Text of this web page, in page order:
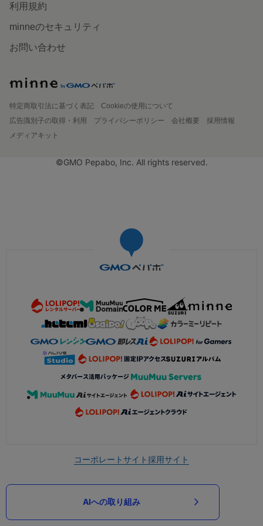
利用規約
minneのセキュリティ
お問い合わせ
特定商取引法に基づく表記
Cookieの使用について
広告識別子の取得・利用
プライバシーポリシー 会社概要
採用情報
メディアキット
©GMO Pepabo, Inc. All rights reserved.
コーポレートサイト採用サイト
AIへの取り組み